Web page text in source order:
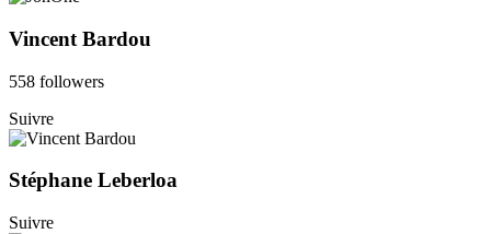
Vincent Bardou
558 followers
Suivre
Stéphane Leberloa
Suivre